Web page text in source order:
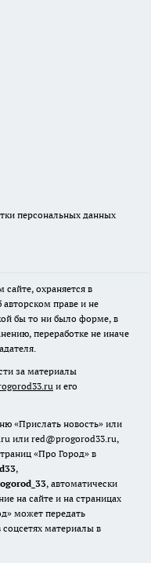
персональных данных
охраняется в
авторском праве и не
бы то ни было форме, в
переработке не иначе
за материалы
и его
«Прислать новость» или
или red@progorod33.ru,
«Про Город» в
,
, автоматически
на сайте и на страницах
может передать
материалы в